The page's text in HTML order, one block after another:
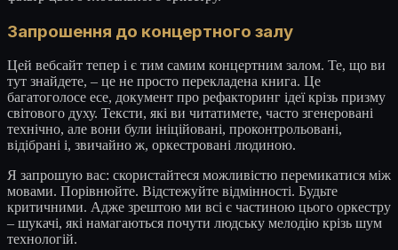
Запрошення до концертного залу
Цей вебсайт тепер і є тим самим концертним залом. Те, що ви
тут знайдете, – це не просто перекладена книга. Це
багатоголосе есе, документ про рефакторинг ідеї крізь призму
світового духу. Тексти, які ви читатимете, часто згенеровані
технічно, але вони були ініційовані, проконтрольовані,
відібрані і, звичайно ж, оркестровані людиною.
Я запрошую вас: скористайтеся можливістю перемикатися між
мовами. Порівнюйте. Відстежуйте відмінності. Будьте
критичними. Адже зрештою ми всі є частиною цього оркестру
– шукачі, які намагаються почути людську мелодію крізь шум
технологій.